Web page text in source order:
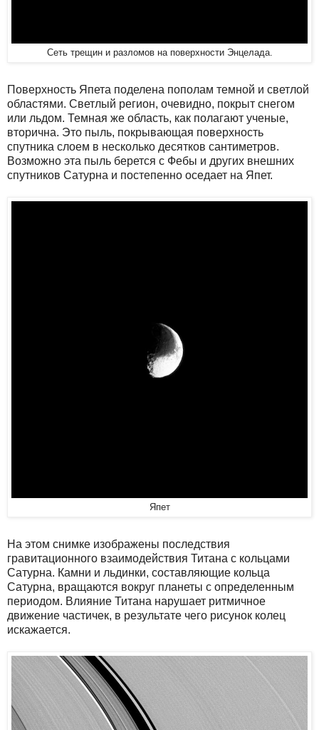
Сеть трещин и разломов на поверхности Энцелада.
Поверхность Япета поделена пополам темной и светлой
областями. Светлый регион, очевидно, покрыт снегом
или льдом. Темная же область, как полагают ученые,
вторична. Это пыль, покрывающая поверхность
спутника слоем в несколько десятков сантиметров.
Возможно эта пыль берется с Фебы и других внешних
спутников Сатурна и постепенно оседает на Япет.
Япет
На этом снимке изображены последствия
гравитационного взаимодействия Титана с кольцами
Сатурна. Камни и льдинки, составляющие кольца
Сатурна, вращаются вокруг планеты с определенным
периодом. Влияние Титана нарушает ритмичное
движение частичек, в результате чего рисунок колец
искажается.